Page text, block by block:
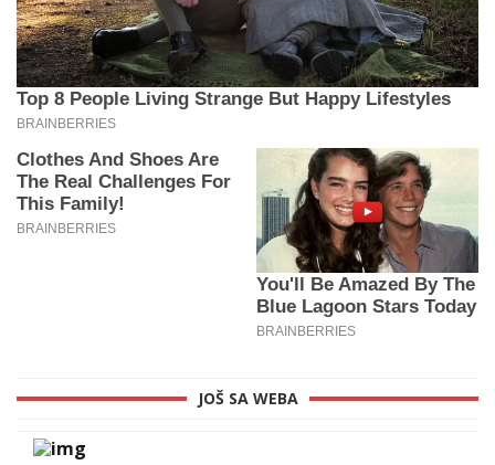
JOŠ SA WEBA